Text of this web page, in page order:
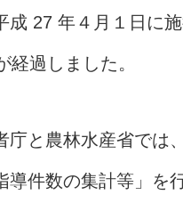
成 27 年４月１日に施
経過しました。
庁と農林水産省では
導件数の集計等」を